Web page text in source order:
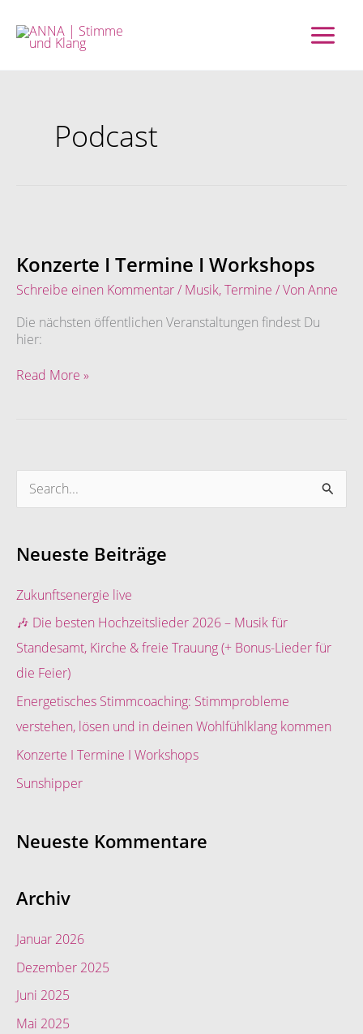
Inhalt
springen
Podcast
Konzerte I Termine I Workshops
Schreibe einen Kommentar/ Musik,Termine / Von Anne
Die nächsten öffentlichen Veranstaltungen findest Du
hier:
Termine
I
Workshops
Read More »
h
e
n
n
a
c
Neueste Beiträge
Zukunftsenergie live
🎶 Die besten Hochzeitslieder 2026 – Musik für
Standesamt, Kirche & freie Trauung (+ Bonus-Lieder für
die Feier)
Energetisches Stimmcoaching: Stimmprobleme
verstehen, lösen und in deinen Wohlfühlklang kommen
Konzerte I Termine I Workshops
Sunshipper
Neueste Kommentare
Archiv
Januar 2026
Dezember 2025
Juni 2025
Mai 2025